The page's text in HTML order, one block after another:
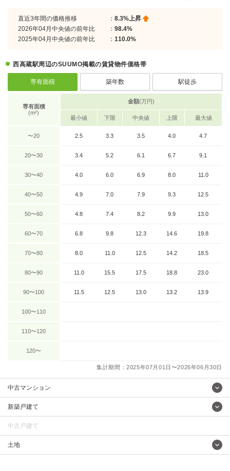
直近3年間の価格推移 ： 8.3%上昇
2026年04月中央値の前年比
： 98.4%
2025年04月中央値の前年比
： 110.0%
西高蔵駅周辺のSUUMO掲載の賃貸物件価格帯
専有面積 築年数 駅徒歩
専有面積
(m²)
金額(万円)
最小値 下限 中央値 上限 最大値
〜20 2.5 3.3 3.5 4.0 4.7
20〜30 3.4 5.2 6.1 6.7 9.1
30〜40 4.0 6.0 6.9 8.0 11.0
40〜50 4.9 7.0 7.9 9.3 12.5
50〜60 4.8 7.4 8.2 9.9 13.0
60〜70 6.8 9.8 12.3 14.6 19.8
70〜80 8.0 11.0 12.5 14.2 18.5
80〜90 11.0 15.5 17.5 18.8 23.0
90〜100 11.5 12.5 13.0 13.2 13.9
100〜110
110〜120
120〜
集計期間：2025年07月01日〜2026年06月30日
中古マンション
新築戸建て
中古戸建て
土地